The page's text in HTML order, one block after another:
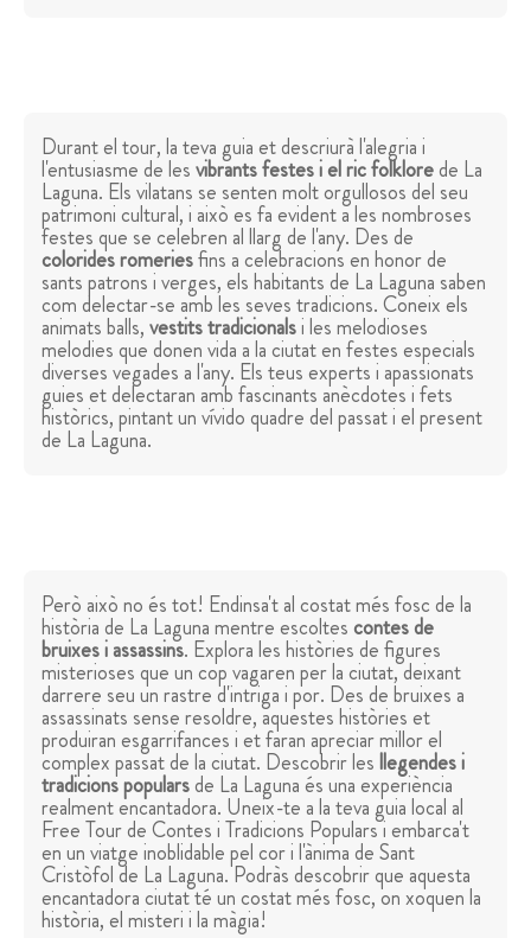
Durant el tour, la teva guia et descriurà l'alegria i
l'entusiasme de lesvibrants festes i el ric folklorede La
Laguna. Els vilatans se senten molt orgullosos del seu
patrimoni cultural, i això es fa evident a les nombroses
festes que se celebren al llarg de l'any. Des de
colorides romeriesfins a celebracions en honor de
sants patrons i verges, els habitants de La Laguna saben
com delectar-se amb les seves tradicions. Coneix els
animats balls,vestits tradicionalsi les melodioses
melodies que donen vida a la ciutat en festes especials
diverses vegades a l'any. Els teus experts i apassionats
guies et delectaran amb fascinants anècdotes i fets
històrics, pintant un vívido quadre del passat i el present
de La Laguna.
Però això no és tot! Endinsa't al costat més fosc de la
història de La Laguna mentre escoltescontes de
bruixes i assassins. Explora les històries de figures
misterioses que un cop vagaren per la ciutat, deixant
darrere seu un rastre d'intriga i por. Des de bruixes a
assassinats sense resoldre, aquestes històries et
produiran esgarrifances i et faran apreciar millor el
complex passat de la ciutat. Descobrir lesllegendes i
tradicions popularsde La Laguna és una experiència
realment encantadora. Uneix-te a la teva guia local al
Free Tour de Contes i Tradicions Populars i embarca't
en un viatge inoblidable pel cor i l'ànima de Sant
Cristòfol de La Laguna. Podràs descobrir que aquesta
encantadora ciutat té un costat més fosc, on xoquen la
història, el misteri i la màgia!